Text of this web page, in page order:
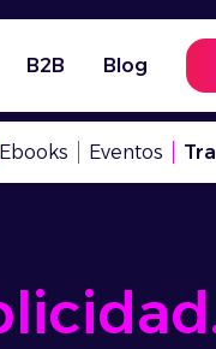
B2B Blog
Ebooks Eventos